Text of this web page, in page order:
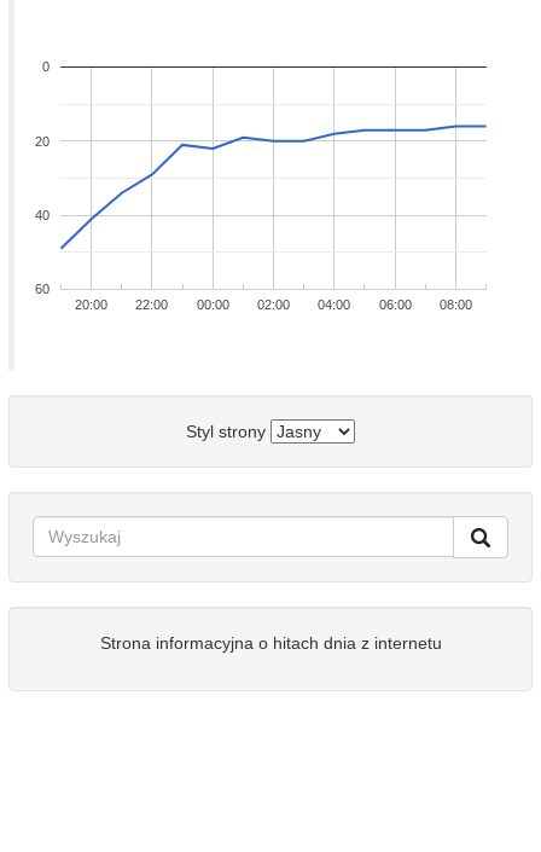
20:00 22:00 00:00 02:00 04:00 06:00 08:00
0
20
40
60
Styl strony
Strona informacyjna o hitach dnia z internetu